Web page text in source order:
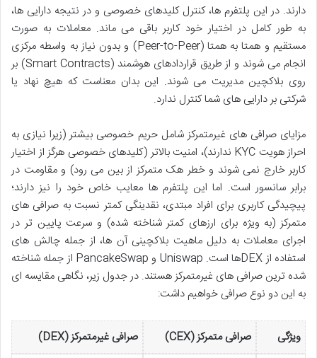
دارند. در این پلتفرم ها، کنترل کلیدهای خصوصی و در نتیجه دارایی ها،
به طور کامل در اختیار خود کاربر باقی می ماند. معاملات به صورت
مستقیم و همتا به همتا (Peer-to-Peer) و بدون نیاز به واسطه مرکزی
انجام می شوند و از طریق قراردادهای هوشمند (Smart Contracts) بر
روی بلاکچین مدیریت می شوند. این بدان معناست که هیچ نهاد یا
شرکتی بر دارایی های شما کنترل ندارد.
مزایای صرافی های غیرمتمرکز شامل حریم خصوصی بیشتر (زیرا نیازی به
احراز هویت KYC ندارند)، امنیت بالاتر (کلیدهای خصوصی هرگز از اختیار
کاربر خارج نمی شوند و خطر هک متمرکز از بین می رود) و مقاومت در
برابر سانسور است. اما این پلتفرم ها معایب خاص خود را نیز دارند؛
پیچیدگی کاربری برای افراد مبتدی، نقدینگی کمتر نسبت به صرافی های
متمرکز (به ویژه برای ارزهای کمتر شناخته شده) و سرعت پایین تر در
اجرای معاملات به دلیل ماهیت بلاکچینی آن ها، از جمله چالش های
استفاده از DEXها است. Uniswap و PancakeSwap از جمله شناخته
شده ترین صرافی های غیرمتمرکز هستند. در جدول زیر، نگاهی مقایسه ای
به این دو نوع صرافی خواهیم داشت:
ویژگی صرافی متمرکز (CEX)
صرافی غیرمتمرکز (DEX)